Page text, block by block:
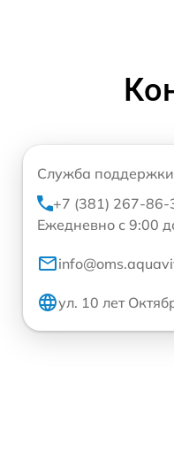
Служба поддержки
+7 (381) 267-86-
Ежедневно с 9:00
ул. 10 лет